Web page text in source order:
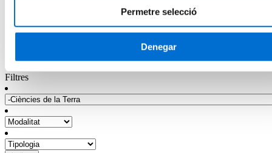
Permetre selecció
Denegar
Programes en Ciències de la Terra
Descobreix la nostra formació en Ciències de la Terra. La millor
Filtres